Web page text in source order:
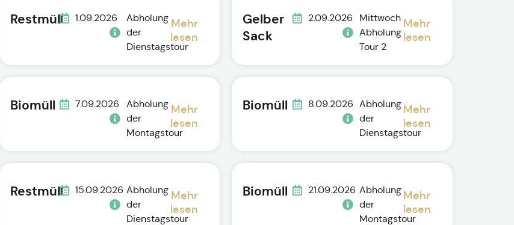
Restmüll 1.09.2026
Abholung
der
Dienstagstour
Mehr
lesen
Gelber
Sack
2.09.2026
Mittwoch
Abholung
Tour 2
Mehr
lesen
Biomüll 7.09.2026
Abholung
der
Montagstour
Mehr
lesen
Biomüll 8.09.2026 Abholung
der
Dienstagstour
Mehr
lesen
Restmüll 15.09.2026 Abholung
der
Dienstagstour
Mehr
lesen
Biomüll 21.09.2026 Abholung
der
Montagstour
Mehr
lesen